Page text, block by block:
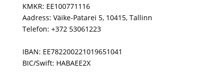
KMKR: EE100771116
Aadress: Väike-Patarei 5, 10415, Tallinn
Telefon: +372 53061223
IBAN: EE782200221019651041
BIC/Swift: HABAEE2X